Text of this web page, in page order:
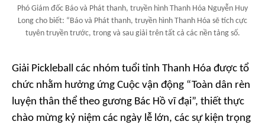
Phó Giám đốc Báo và Phát thanh, truyền hình Thanh Hóa Nguyễn Huy
Long cho biết: “Báo và Phát thanh, truyền hình Thanh Hóa sẽ tích cực
tuyên truyền trước, trong và sau giải trên tất cả các nền tảng số.
Giải Pickleball các nhóm tuổi tỉnh Thanh Hóa được tổ
chức nhằm hưởng ứng Cuộc vận động “Toàn dân rèn
luyện thân thể theo gương Bác Hồ vĩ đại”, thiết thực
chào mừng kỷ niệm các ngày lễ lớn, các sự kiện trọng